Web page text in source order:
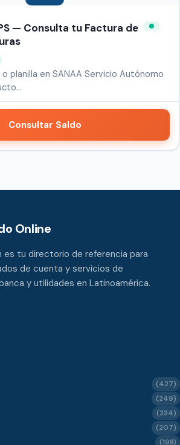
— Consulta tu Factura de
planilla en SANAA Servicio Autónomo
Consultar Saldo
Online
es tu directorio de referencia para
de cuenta y servicios de
y utilidades en Latinoamérica.
(427)
(249)
(234)
(207)
(198)